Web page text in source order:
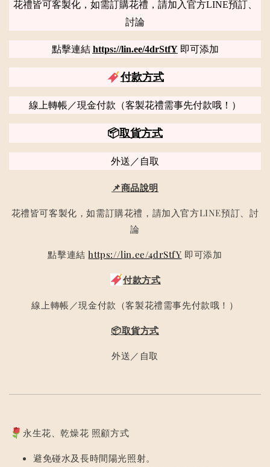
花禮皆可客製化，如需訂購花禮，請加入官方LINE預訂、
討論
點擊連結 https://lin.ee/4drStfY即可添加
付款方式
線上轉帳／現金付款（客製花禮需事先付款哦！）
📦取貨方式
外送／自取
📌商品說明
花禮皆可客製化，如需訂購花禮，請加入官方LINE預訂、討
論
點擊連結https://lin.ee/4drStfY 即可添加
付款方式
線上轉帳／現金付款（客製花禮需事先付款哦！）
📦取貨方式
外送／自取
永生花、乾燥花 照顧方式
避免碰水及長時間陽光照射。